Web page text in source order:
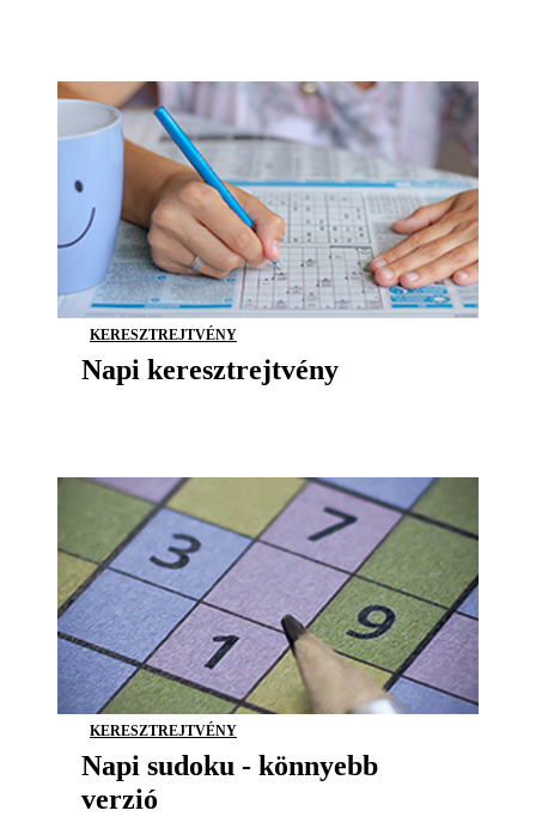
KERESZTREJTVÉNY
Napi keresztrejtvény
KERESZTREJTVÉNY
Napi sudoku - könnyebb
verzió